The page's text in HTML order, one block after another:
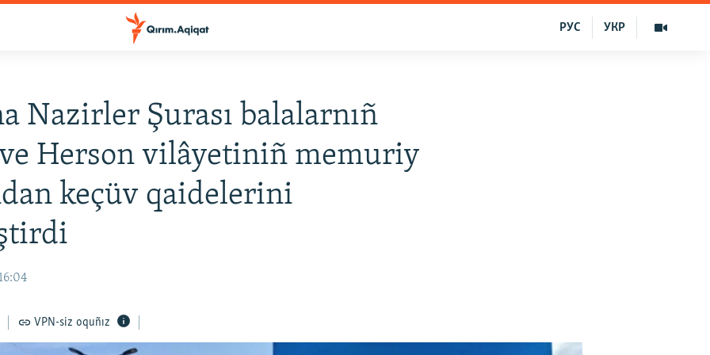
УКР
РУС
Nazirler Şurası balalarnıñ
ve Herson vilâyetiniñ memuriy
keçüv qaidelerini
VPN-siz oquñız